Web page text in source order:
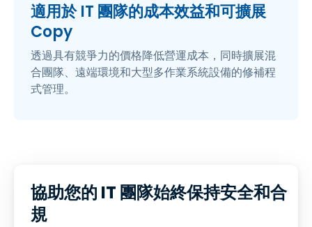
適用於 IT 團隊的成本效益和可擴展
Copy
透過具有競爭力的價格降低營運成本，同時擴展混
合團隊、遠端環境和大型多作業系統設備的修補程
式管理。
協助您的 IT 團隊始終保持安全和合
規